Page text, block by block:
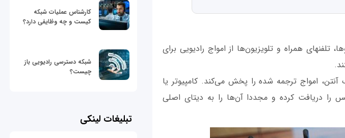
تلفنهای همراه و تلویزیون‌ها از امواج رادیویی برای
آنتن، امواج ترجمه شده را پخش می‌کند. کامپیوتر یا
را دریافت کرده و مجددا آن‌ها را به دیتای اصلی
کارشناس عملیات شبکه
کیست و چه وظایفی دارد؟
شبکه دسترسی رادیویی باز
چیست؟
تبلیغات لینکی